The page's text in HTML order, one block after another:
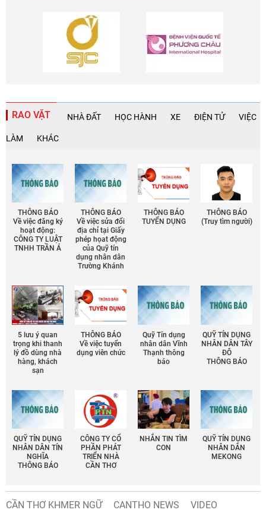
RAO VẶT NHÀ ĐẤT HỌC HÀNH XE ĐIỆN TỬ VIỆC
LÀM KHÁC
THÔNG BÁO
Về việc đăng ký
hoạt động:
CÔNG TY LUẬT
TNHH TRẦN Á
THÔNG BÁO
Về việc sửa đổi
địa chỉ tại Giấy
phép họat động
của Quỹ tín
dụng nhân dân
Trường Khánh
THÔNG BÁO
TUYỂN DỤNG
THÔNG BÁO
(Truy tìm người)
5 lưu ý quan
trọng khi thanh
lý đồ dùng nhà
hàng, khách
sạn
THÔNG BÁO
Về việc tuyển
dụng viên chức
Quỹ Tín dụng
nhân dân Vĩnh
Thạnh thông
báo
QUỸ TÍN DỤNG
NHÂN DÂN TÂY
ĐÔ
THÔNG BÁO
QUỸ TÍN DỤNG
NHÂN DÂN TÍN
NGHĨA
THÔNG BÁO
CÔNG TY CỔ
PHẦN PHÁT
TRIỂN NHÀ
CẦN THƠ
NHẮN TIN TÌM
CON
QUỸ TÍN DỤNG
NHÂN DÂN
MEKONG
CẦN THƠ KHMER NGỮ CANTHO NEWS
VIDEO